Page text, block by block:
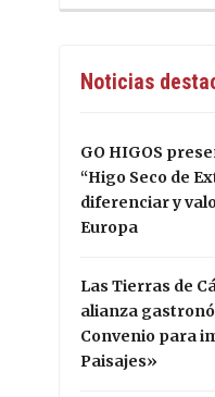
Noticias
GO HIGOS
“Higo Seco de
diferenciar y
Europa
Las Tierras de
alianza
Convenio para
Paisajes»